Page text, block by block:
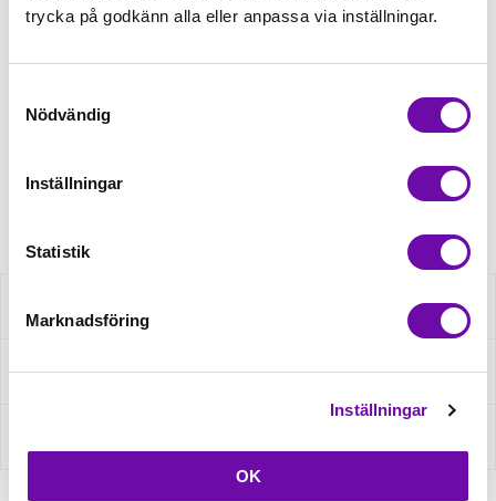
trycka på godkänn alla eller anpassa via inställningar.
Nödvändig
Inställningar
Statistik
Marknadsföring
Inställningar
OK
Beställningsvara
Leveranstid: 1-3 dagar
Fråga om produkt